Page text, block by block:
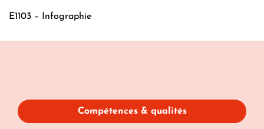
E1103 – Infographie
Compétences & qualités